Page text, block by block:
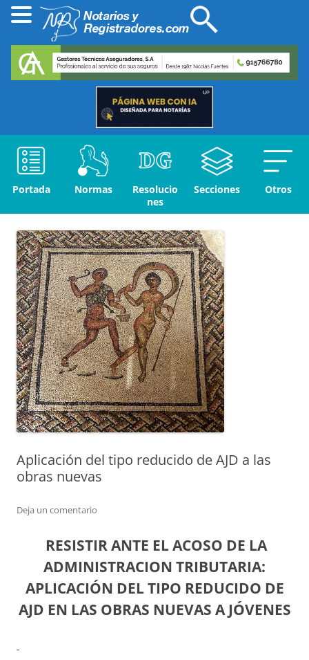
Portada Normas
Resolucio
nes
Secciones Otros
Aplicación del tipo reducido de AJD a las
obras nuevas
Deja un comentario
RESISTIR ANTE EL ACOSO DE LA
ADMINISTRACION TRIBUTARIA:
APLICACIÓN DEL TIPO REDUCIDO DE
AJD EN LAS OBRAS NUEVAS A JÓVENES